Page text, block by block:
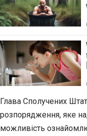
Глава Сполучених
розпорядження, яке
можливість